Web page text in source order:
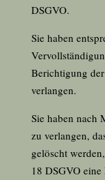
DSGVO.
Sie haben
Berichtigung
verlangen.
Sie haben nach
zu verlangen,
gelöscht
18 DSGVO